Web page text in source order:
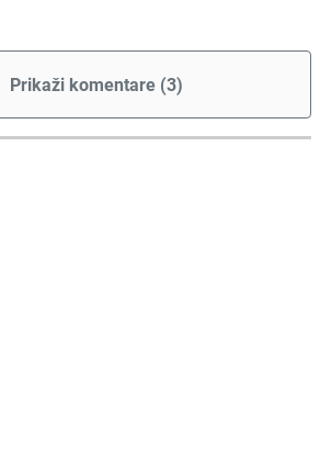
Prikaži komentare (3)